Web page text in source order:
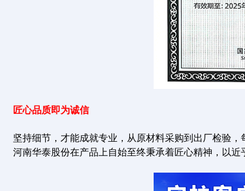
匠心品质即为诚信
坚持细节，才能成就专业，从原材料采购到出厂检验，
河南华泰股份在产品上自始至终秉承着匠心精神，以近